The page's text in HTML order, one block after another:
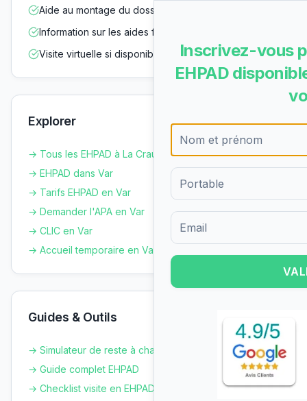
Aide au montage du dossier d'admission
Information sur les aides financières
Visite virtuelle si disponible
Explorer
→ Tous les EHPAD à La Crau
→ EHPAD dans Var
→ Tarifs EHPAD en Var
→ Demander l'APA en Var
→ CLIC en Var
→ Accueil temporaire en Var
Guides & Outils
→ Simulateur de reste à charge
→ Guide complet EHPAD
→ Checklist visite en EHPAD
Inscrivez-vous
EHPAD
Formulaire d'inscription pour